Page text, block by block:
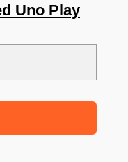
Uno Play